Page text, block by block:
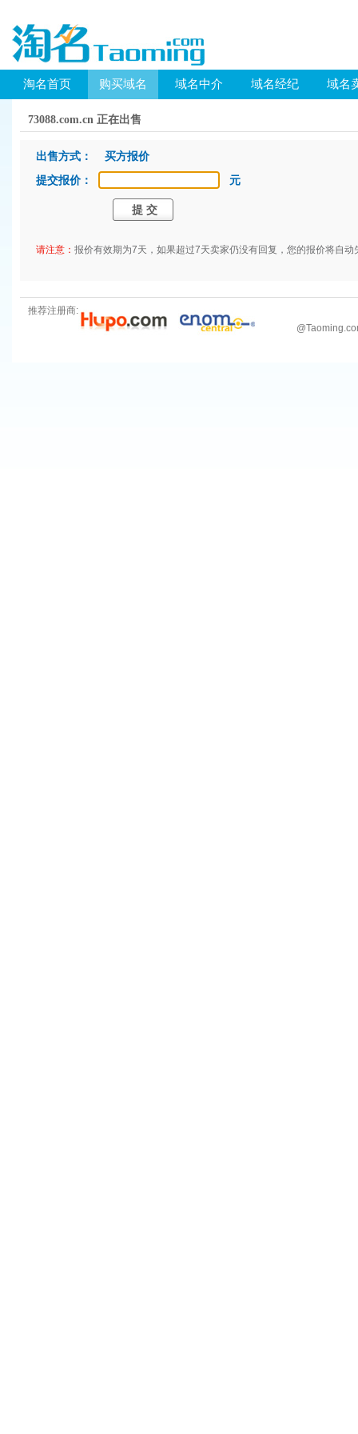
淘名首页 购买域名 域名中介 域名经纪 域名
73088.com.cn 正在出售
出售方式： 买方报价
提交报价：
元
请注意： 报价有效期为7天，如果超过7天卖家仍没有回复，您的报价将自动
推荐注册商:
@